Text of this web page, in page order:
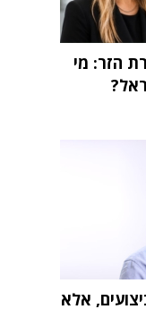
הזר: מי
אלא